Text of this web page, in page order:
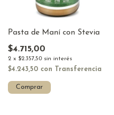
Pasta de Maní con Stevia
$4.715,00
2 x $2.357,50 sin interés
$4.243,50 con Transferencia
Comprar